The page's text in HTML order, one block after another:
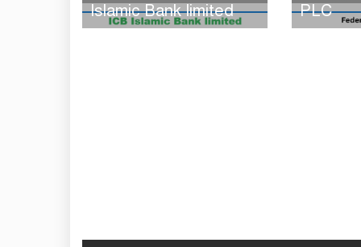
Islamic Bank limited
PLC